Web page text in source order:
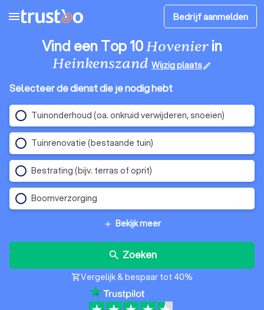
menu Bedrijf aanmelden
Vind een Top 10Hovenierin
Heinkenszand Wijzig plaatsedit
Selecteer de dienst die je nodig hebt
Tuinonderhoud (oa. onkruid verwijderen, snoeien)
Tuinrenovatie (bestaande tuin)
Bestrating (bijv. terras of oprit)
Boomverzorging
add Bekijk meer
search Zoeken
shopping_cartVergelijk & bespaar tot 40%